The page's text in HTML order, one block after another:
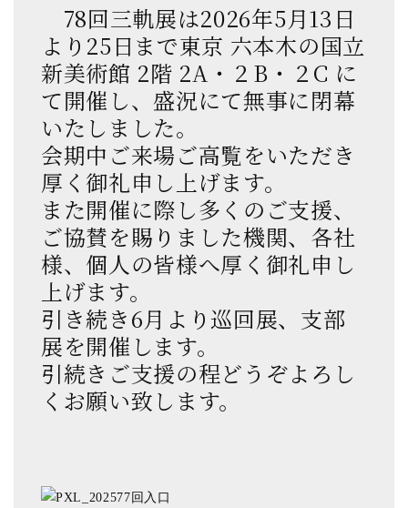
78回三軌展は2026年5月13日
より25日まで東京 六本木の国立
新美術館 2階 2A・２B・２C に
て開催し、盛況にて無事に閉幕
いたしました。
会期中ご来場ご高覧をいただき
厚く御礼申し上げます。
また開催に際し多くのご支援、
ご協賛を賜りました機関、各社
様、個人の皆様へ厚く御礼申し
上げます。
引き続き6月より巡回展、支部
展を開催します。
引続きご支援の程どうぞよろし
くお願い致します。